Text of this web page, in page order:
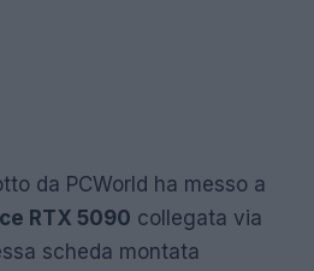
da PCWorld ha messo a
RTX 5090 collegata via
scheda montata